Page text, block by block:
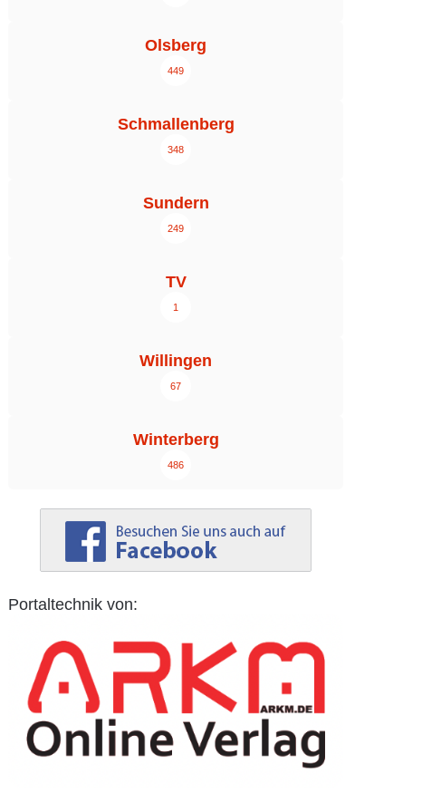
Olsberg
449
Schmallenberg
348
Sundern
249
TV
1
Willingen
67
Winterberg
486
Portaltechnik von: